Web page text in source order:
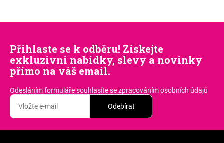
Přihlaste se k odběru! Získejte
exkluzivní nabídky, slevy a novinky
přímo na váš email.
Odesláním formuláře souhlasítese zpracováním osobních údajů
Odebírat